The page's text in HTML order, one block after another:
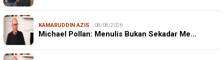
KAMARUDDIN AZIS 08/08/2026
Michael Pollan: Menulis Bukan Sekadar Me…